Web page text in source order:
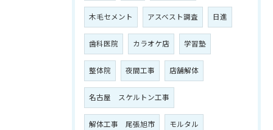
木毛セメント アスベスト調査 日進
歯科医院 カラオケ店 学習塾
整体院 夜間工事 店舗解体
名古屋 スケルトン工事
解体工事 尾張旭市 モルタル